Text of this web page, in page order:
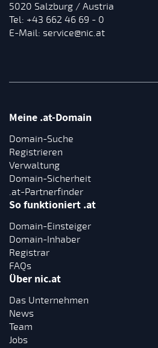
5020 Salzburg / Austria
Tel: +43 662 46 69 - 0
E-Mail: service@nic.at
Meine .at-Domain
Domain-Suche
Registrieren
Verwaltung
Domain-Sicherheit
.at-Partnerfinder
So funktioniert .at
Domain-Einsteiger
Domain-Inhaber
Registrar
FAQs
Über nic.at
Das Unternehmen
News
Team
Jobs